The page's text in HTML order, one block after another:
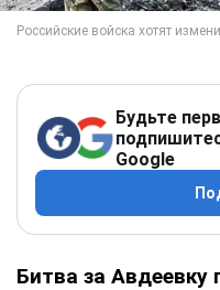
Будьте
Google
Битва за Авдеевку